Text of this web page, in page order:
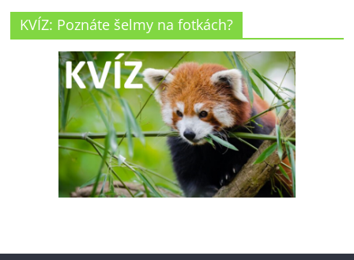
KVÍZ: Poznáte šelmy na fotkách?